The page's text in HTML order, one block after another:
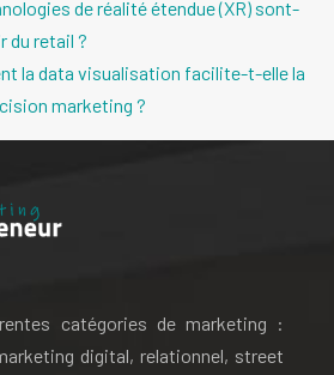
de réalité étendue (XR) sont-
du retail ?
la data visualisation facilite-t-elle la
marketing ?
catégories de marketing :
digital, relationnel, street